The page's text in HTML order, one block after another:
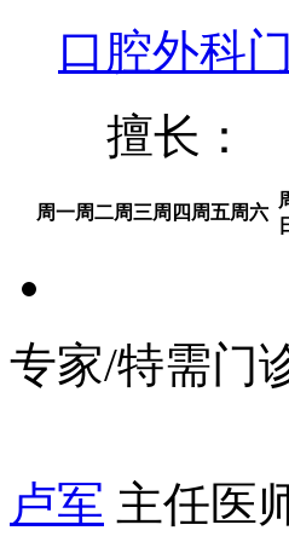
口腔外科
擅长：
周一周二周三周四 周五周六
专家/特需门
卢军 主任医